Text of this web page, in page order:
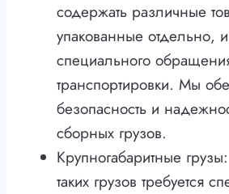
содержать различные
упакованные отдельно,
специального
транспортировки. Мы
безопасность и
сборных грузов.
Крупногабаритные
таких грузов требуется